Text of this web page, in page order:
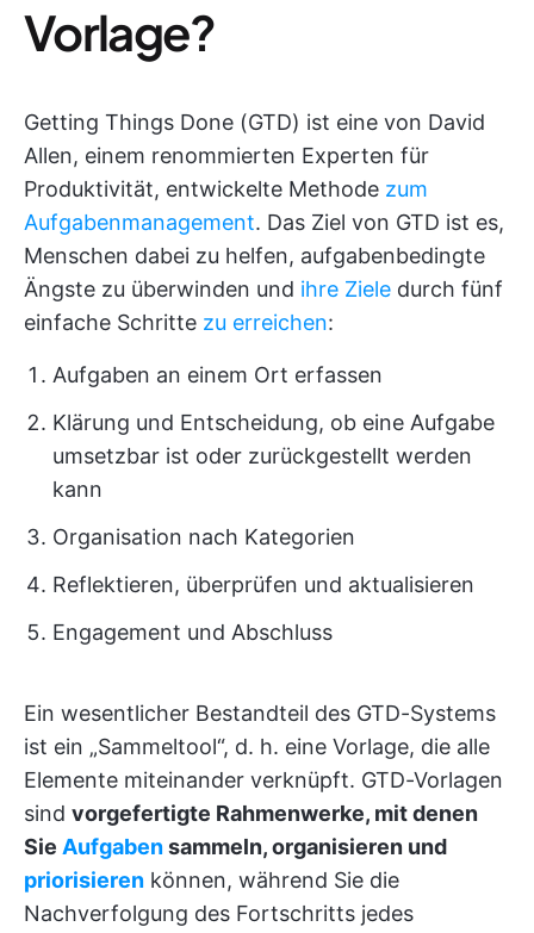
Vorlage?
Getting Things Done (GTD) ist eine von David
Allen, einem renommierten Experten für
Produktivität, entwickelte Methode zum
Aufgabenmanagement. Das Ziel von GTD ist es,
Menschen dabei zu helfen, aufgabenbedingte
Ängste zu überwinden und ihre Ziele durch fünf
einfache Schritte zu erreichen:
Aufgaben an einem Ort erfassen
Klärung und Entscheidung, ob eine Aufgabe
umsetzbar ist oder zurückgestellt werden
kann
Organisation nach Kategorien
Reflektieren, überprüfen und aktualisieren
Engagement und Abschluss
Ein wesentlicher Bestandteil des GTD-Systems
ist ein „Sammeltool“, d. h. eine Vorlage, die alle
Elemente miteinander verknüpft. GTD-Vorlagen
sind vorgefertigte Rahmenwerke, mit denen
Sie Aufgabensammeln, organisieren und
priorisieren können, während Sie die
Nachverfolgung des Fortschritts jedes